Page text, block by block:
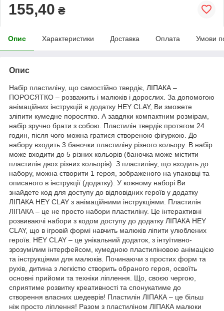
155,40 ₴
Опис Характеристики Доставка Оплата Умови
Опис
Набір пластиліну, що самостійно твердіє, ЛІПАКА –
ПОРОСЯТКО – розважить і малюків і дорослих. За допомогою
анімаційних інструкцій в додатку HEY CLAY, Ви зможете
зліпити кумедне поросятко. А завдяки компактним розмірам,
набір зручно брати з собою. Пластилін твердіє протягом 24
годин, після чого можна гратися створеною фігуркою. До
набору входить 3 баночки пластиліну різного кольору. В набір
може входити до 5 різних кольорів (баночка може містити
пластилін двох різних кольорів). З пластиліну, що входить до
набору, можна створити 1 героя, зображеного на упаковці та
описаного в інструкції (додатку). У кожному наборі Ви
знайдете код для доступу до відповідних героїв у додатку
ЛІПАКА HEY CLAY з анімаційними інструкціями. Пластилін
ЛІПАКА – це не просто набори пластиліну. Це інтерактивні
розвиваючі набори з кодом доступу до додатку ЛІПАКА HEY
CLAY, що в ігровій формі навчить малюків ліпити улюблених
героїв. HEY CLAY – це унікальний додаток, з інтуїтивно-
зрозумілим інтерфейсом, кумедною пластиліновою анімацією
та інструкціями для малюків. Починаючи з простих форм та
рухів, дитина з легкістю створить обраного героя, освоїть
основні прийоми та техніки ліплення. Що, своєю чергою,
сприятиме розвитку креативності та спонукатиме до
створення власних шедеврів! Пластилін ЛІПАКА – це більш
ніж просто ліплення! Разом з пластиліном ЛІПАКА малюки